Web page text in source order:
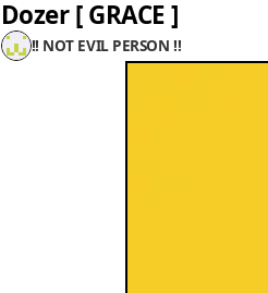
Dozer [ GRACE ]
!! NOT EVIL PERSON !!